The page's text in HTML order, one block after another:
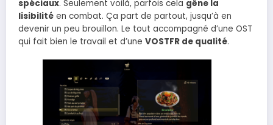
spéciaux. Seulement voilà, parfois cela gêne la
lisibilité en combat. Ça part de partout, jusqu’à en
devenir un peu brouillon. Le tout accompagné d’une OST
qui fait bien le travail et d’une VOSTFR de qualité.